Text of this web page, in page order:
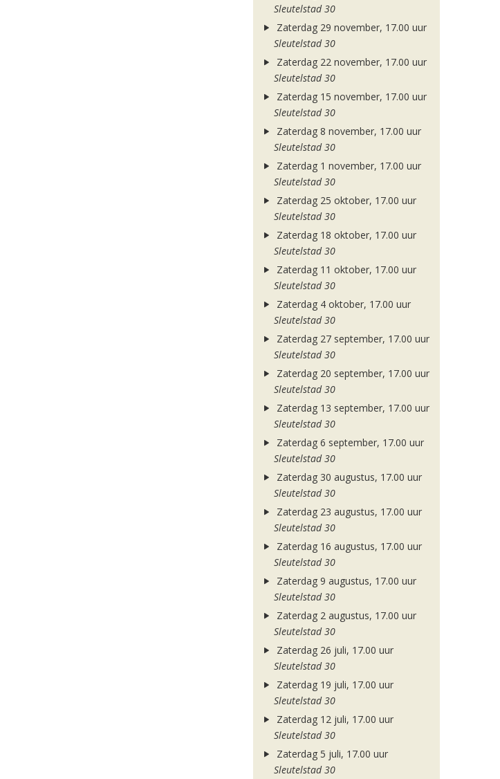
Sleutelstad 30
Zaterdag 29 november, 17.00 uur
Sleutelstad 30
Zaterdag 22 november, 17.00 uur
Sleutelstad 30
Zaterdag 15 november, 17.00 uur
Sleutelstad 30
Zaterdag 8 november, 17.00 uur
Sleutelstad 30
Zaterdag 1 november, 17.00 uur
Sleutelstad 30
Zaterdag 25 oktober, 17.00 uur
Sleutelstad 30
Zaterdag 18 oktober, 17.00 uur
Sleutelstad 30
Zaterdag 11 oktober, 17.00 uur
Sleutelstad 30
Zaterdag 4 oktober, 17.00 uur
Sleutelstad 30
Zaterdag 27 september, 17.00 uur
Sleutelstad 30
Zaterdag 20 september, 17.00 uur
Sleutelstad 30
Zaterdag 13 september, 17.00 uur
Sleutelstad 30
Zaterdag 6 september, 17.00 uur
Sleutelstad 30
Zaterdag 30 augustus, 17.00 uur
Sleutelstad 30
Zaterdag 23 augustus, 17.00 uur
Sleutelstad 30
Zaterdag 16 augustus, 17.00 uur
Sleutelstad 30
Zaterdag 9 augustus, 17.00 uur
Sleutelstad 30
Zaterdag 2 augustus, 17.00 uur
Sleutelstad 30
Zaterdag 26 juli, 17.00 uur
Sleutelstad 30
Zaterdag 19 juli, 17.00 uur
Sleutelstad 30
Zaterdag 12 juli, 17.00 uur
Sleutelstad 30
Zaterdag 5 juli, 17.00 uur
Sleutelstad 30